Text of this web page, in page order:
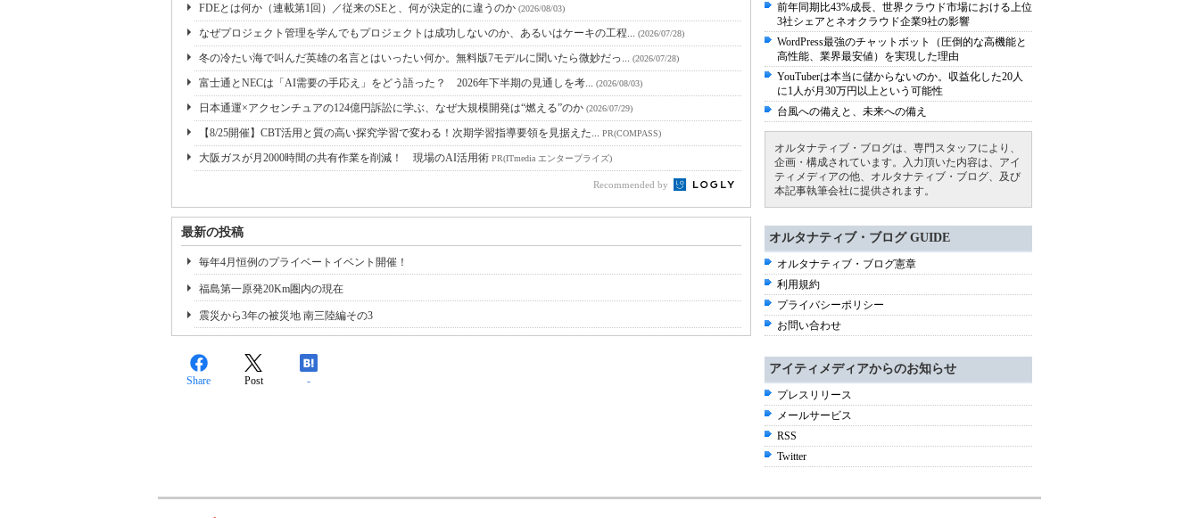
FDEとは何か（連載第1回）／従来のSEと、何が決定的に違うのか (2026/08/03)
なぜプロジェクト管理を学んでもプロジェクトは成功しないのか、あるいはケーキの工程... (2026/07/28)
冬の冷たい海で叫んだ英雄の名言とはいったい何か。無料版7モデルに聞いたら微妙だっ... (2026/07/28)
富士通とNECは「AI需要の手応え」をどう語った？ 2026年下半期の見通しを考... (2026/08/03)
日本通運×アクセンチュアの124億円訴訟に学ぶ、なぜ大規模開発は“燃える”のか (2026/07/29)
【8/25開催】CBT活用と質の高い探究学習で変わる！次期学習指導要領を見据えた... PR(COMPASS)
大阪ガスが月2000時間の共有作業を削減！ 現場のAI活用術 PR(ITmedia エンタープライズ)
Recommended by
最新の投稿
毎年4月恒例のプライベートイベント開催！
福島第一原発20Km圏内の現在
震災から3年の被災地 南三陸編その3
Share Post -
前年同期比43%成長、世界クラウド市場における上位
3社シェアとネオクラウド企業9社の影響
WordPress最強のチャットボット（圧倒的な高機能と
高性能、業界最安値）を実現した理由
YouTuberは本当に儲からないのか。収益化した20人
に1人が月30万円以上という可能性
台風への備えと、未来への備え
オルタナティブ・ブログは、専門スタッフにより、
企画・構成されています。入力頂いた内容は、アイ
ティメディアの他、オルタナティブ・ブログ、及び
本記事執筆会社に提供されます。
オルタナティブ・ブログ GUIDE
オルタナティブ・ブログ憲章
利用規約
プライバシーポリシー
お問い合わせ
アイティメディアからのお知らせ
プレスリリース
メールサービス
RSS
Twitter